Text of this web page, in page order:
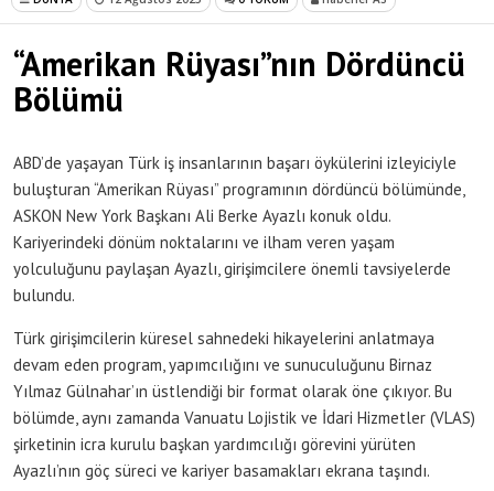
“Amerikan Rüyası”nın Dördüncü
Bölümü
ABD’de yaşayan Türk iş insanlarının başarı öykülerini izleyiciyle
buluşturan “Amerikan Rüyası” programının dördüncü bölümünde,
ASKON New York Başkanı Ali Berke Ayazlı konuk oldu.
Kariyerindeki dönüm noktalarını ve ilham veren yaşam
yolculuğunu paylaşan Ayazlı, girişimcilere önemli tavsiyelerde
bulundu.
Türk girişimcilerin küresel sahnedeki hikayelerini anlatmaya
devam eden program, yapımcılığını ve sunuculuğunu Birnaz
Yılmaz Gülnahar’ın üstlendiği bir format olarak öne çıkıyor. Bu
bölümde, aynı zamanda Vanuatu Lojistik ve İdari Hizmetler (VLAS)
şirketinin icra kurulu başkan yardımcılığı görevini yürüten
Ayazlı’nın göç süreci ve kariyer basamakları ekrana taşındı.